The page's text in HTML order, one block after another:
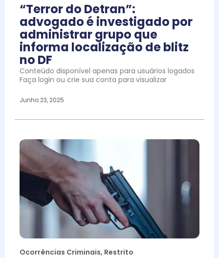
“Terror do Detran”:
advogado é investigado por
administrar grupo que
informa localização de blitz
no DF
Conteúdo disponível apenas para usuários logados
Faça login ou crie sua conta para visualizar
Junho 23, 2025
Ocorrências Criminais, Restrito